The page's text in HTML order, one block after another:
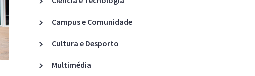
Acreditações A3ES
Campus e Comunidade
Cultura e Desporto
Multimédia